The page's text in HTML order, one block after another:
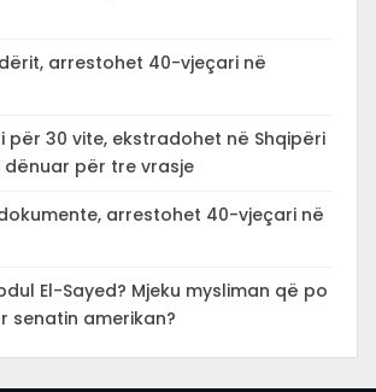
arrestohet 40-vjeçari në
për 30 vite, ekstradohet në Shqipëri
dënuar për tre vrasje
arrestohet 40-vjeçari në
El-Sayed? Mjeku mysliman që po
senatin amerikan?